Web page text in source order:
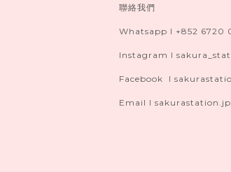
聯絡我們
Whatsapp I +852 6720
Instagram I
Facebook I
Email I